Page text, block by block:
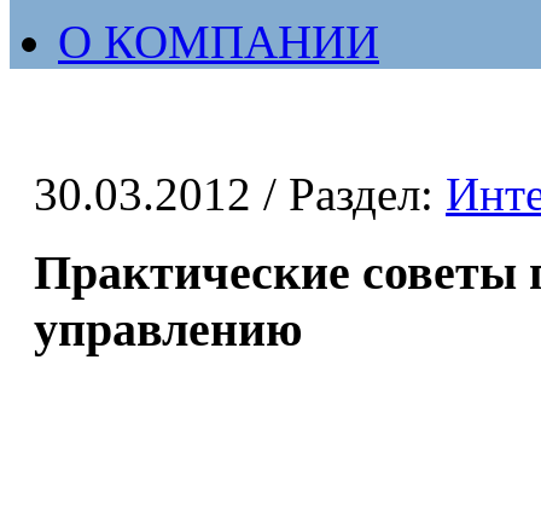
О КОМПАНИИ
30.03.2012 / Раздел:
Практические советы
управлению